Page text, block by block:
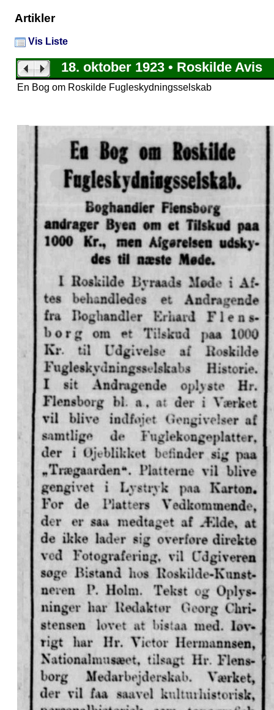
Artikler
Vis Liste
18. oktober 1923 • Roskilde Avis
En Bog om Roskilde Fugleskydningsselskab